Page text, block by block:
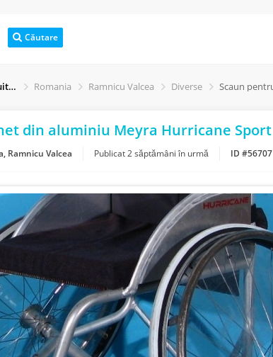
Căutare
ROAnunt - Anunturi gratuite online Romania Ramnicu Valcea Diverse
din aluminiu Meyra Hurricane Sport
Ramnicu Valcea Publicat2 săptămâni în urmă ID #56707